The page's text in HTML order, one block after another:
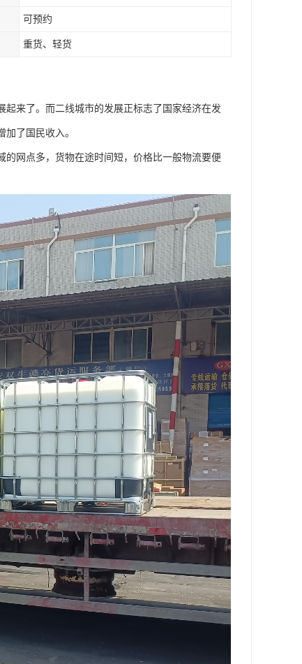
可预约
重货、轻货
来了。而二线城市的发展正标志了国家经济在发
了国民收入。
网点多，货物在途时间短，价格比一般物流要便